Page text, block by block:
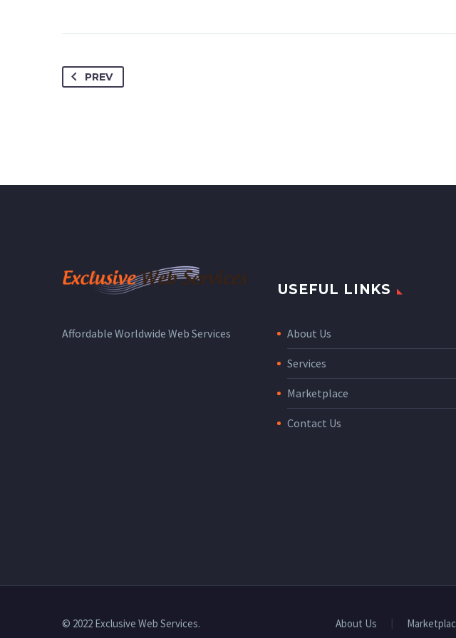
PREV
USEFUL LINKS
About Us
Services
Marketplace
Contact Us
Affordable Worldwide Web Services
About Us
© 2022 Exclusive Web Services.